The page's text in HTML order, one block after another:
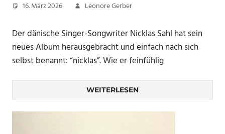
16. März 2026 Leonore Gerber
Der dänische Singer-Songwriter Nicklas Sahl hat sein
neues Album herausgebracht und einfach nach sich
selbst benannt: “nicklas”. Wie er feinfühlig
WEITERLESEN